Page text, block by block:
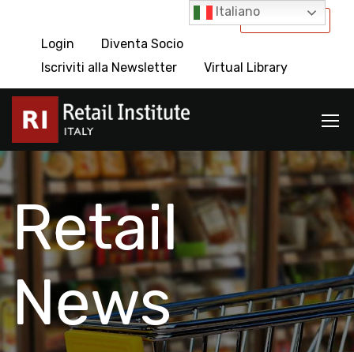
International
Login
Diventa Socio
Iscriviti alla Newsletter
Virtual Library
Retail
News
Italiano